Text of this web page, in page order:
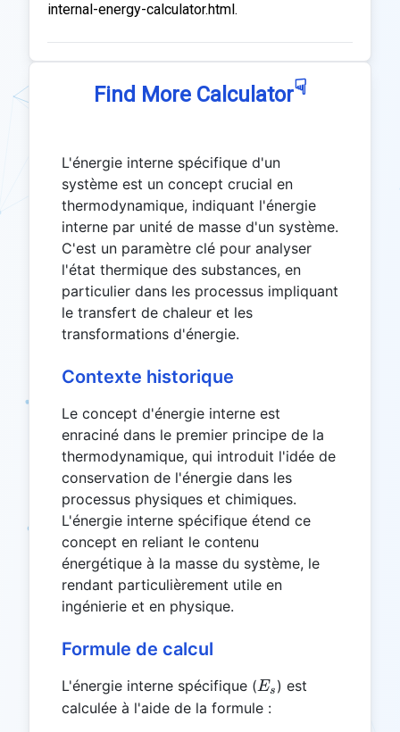
internal-energy-calculator.html.
Find More Calculator☟
L'énergie interne spécifique d'un
système est un concept crucial en
thermodynamique, indiquant l'énergie
interne par unité de masse d'un système.
C'est un paramètre clé pour analyser
l'état thermique des substances, en
particulier dans les processus impliquant
le transfert de chaleur et les
transformations d'énergie.
Contexte historique
Le concept d'énergie interne est
enraciné dans le premier principe de la
thermodynamique, qui introduit l'idée de
conservation de l'énergie dans les
processus physiques et chimiques.
L'énergie interne spécifique étend ce
concept en reliant le contenu
énergétique à la masse du système, le
rendant particulièrement utile en
ingénierie et en physique.
Formule de calcul
L'énergie interne spécifique (E_s
Es ) est
calculée à l'aide de la formule :